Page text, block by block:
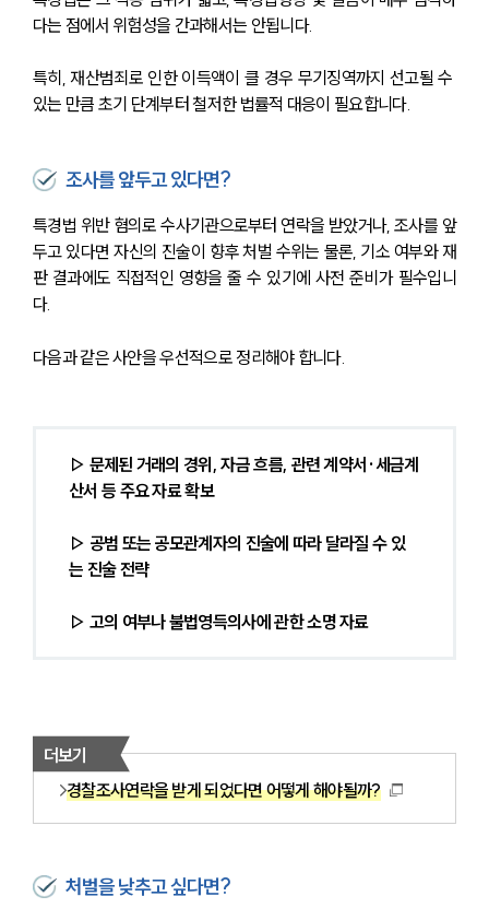
다는 점에서 위험성을 간과해서는 안됩니다.
특히, 재산범죄로 인한 이득액이 클 경우 무기징역까지 선고될 수
있는 만큼 초기 단계부터 철저한 법률적 대응이 필요합니다.
조사를 앞두고 있다면?
특경법 위반 혐의로 수사기관으로부터 연락을 받았거나, 조사를 앞
두고 있다면 자신의 진술이 향후 처벌 수위는 물론, 기소 여부와 재
판 결과에도 직접적인 영향을 줄 수 있기에 사전 준비가 필수입니
다.
다음과 같은 사안을 우선적으로 정리해야 합니다.
▷ 문제된 거래의 경위, 자금 흐름, 관련 계약서·세금계
산서 등 주요 자료 확보
▷ 공범 또는 공모관계자의 진술에 따라 달라질 수 있
는 진술 전략
▷ 고의 여부나 불법영득의사에 관한 소명 자료
더보기
경찰조사연락을 받게 되었다면 어떻게 해야될까?
처벌을 낮추고 싶다면?